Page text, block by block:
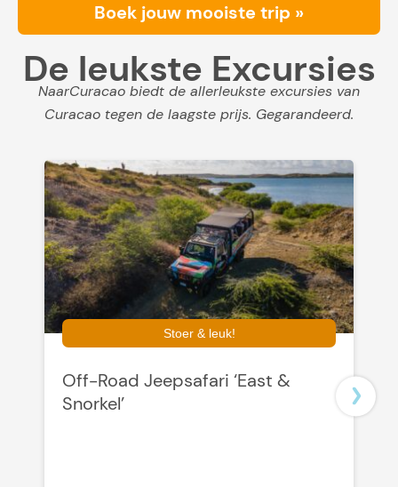
Boek jouw mooiste trip »
De leukste Excursies
NaarCuracao biedt de allerleukste excursies van
Curacao tegen de laagste prijs. Gegarandeerd.
Stoer & leuk!
Off-Road Jeepsafari ‘East &
Snorkel’